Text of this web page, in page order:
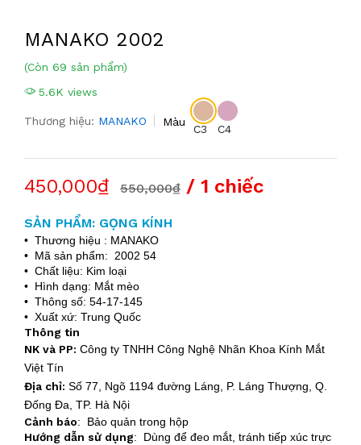
MANAKO 2002
(Còn 69 sản phẩm)
5.6K views
Thương hiệu: MANAKO Màu
C3 C4
450,000₫ 550,000₫ / 1 chiếc
SẢN PHẨM: GỌNG KÍNH
• Thương hiệu : MANAKO
• Mã sản phẩm: 2002 54
• Chất liệu: Kim loại
• Hình dạng: Mắt mèo
• Thông số: 54-17-145
• Xuất xứ: Trung Quốc
Thông tin
NK và PP: Công ty TNHH Công Nghệ Nhãn Khoa Kính Mắt
Việt Tín
Địa chỉ: Số 77, Ngõ 1194 đường Láng, P. Láng Thượng, Q.
Đống Đa, TP. Hà Nội
Cảnh báo: Bảo quản trong hộp
Hướng dẫn sử dụng: Dùng để đeo mắt, tránh tiếp xúc trực